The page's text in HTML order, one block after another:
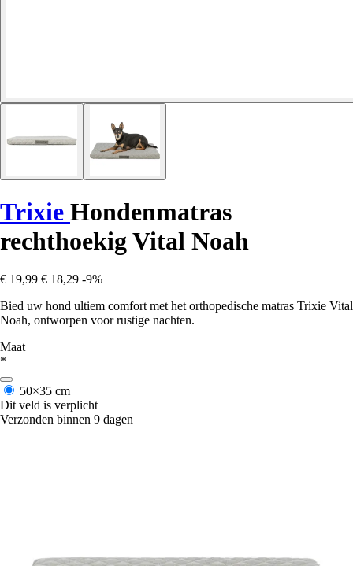
Trixie Hondenmatras
rechthoekig Vital Noah
€ 19,99 € 18,29 -9%
Bied uw hond ultiem comfort met het orthopedische matras Trixie Vital
Noah, ontworpen voor rustige nachten.
Maat
*
50×35 cm
Dit veld is verplicht
Verzonden binnen 9 dagen